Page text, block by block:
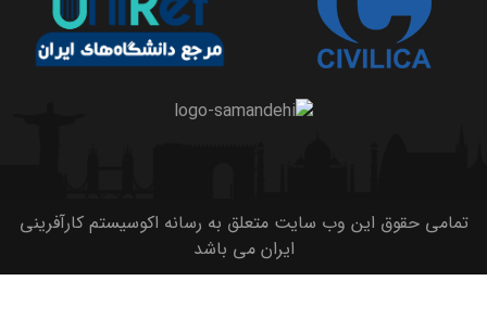
تمامی حقوق این وب سایت متعلق به رسانه اکوسیستم کارآفرینی
ایران می باشد